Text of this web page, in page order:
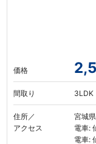
価格
間取り 3LDK
住所／
アクセス
宮城
電車:
電車: